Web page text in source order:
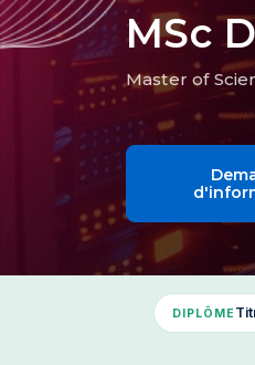
MSc
Master of
DIPLÔME